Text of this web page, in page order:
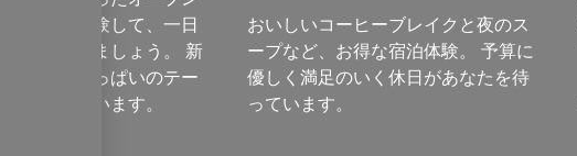
朝食を体験して、一日
ートさせましょう。 新
商品がいっぱいのテー
を待っています。
おいしいコーヒーブレイクと夜のス
ープなど、お得な宿泊体験。 予算に
優しく満足のいく休日があなたを待
っています。